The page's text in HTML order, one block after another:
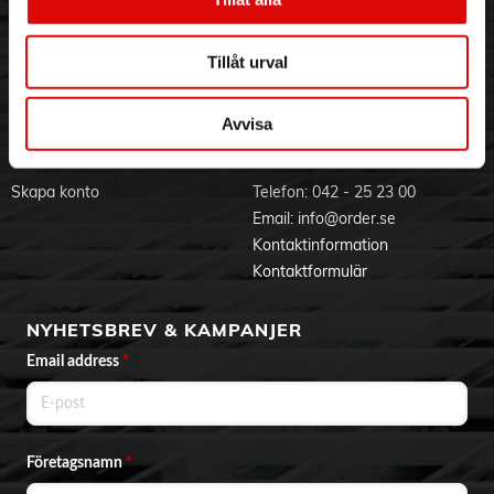
Tillåt urval
Avvisa
- Passar perfekt till – Char-Broils Kettleman
- Högkvalitativ väv – till skydd mot vind och regn.
- Kardborreband – lätt och enkelt att fästa
Visselblåsning
Varumärken
Godsefterlysning & Felleverans
Om cookies
BLI KUND
Skapa konto
KONTAKTA OSS
Telefon: 042 - 25 23 00
Email: info@order.se
Kontaktinformation
Kontaktformulär
NYHETSBREV & KAMPANJER
Email address *
Företagsnamn*